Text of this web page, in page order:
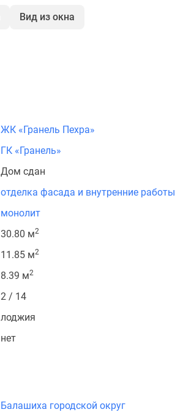
Вид из окна
ЖК «Гранель Пехра»
ГК «Гранель»
Дом сдан
отделка фасада и внутренние работы
монолит
30.80 м2
11.85 м2
8.39 м2
2 / 14
лоджия
нет
Балашиха городской округ